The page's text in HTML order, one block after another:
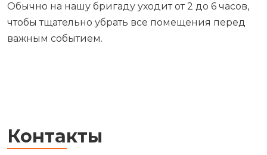
Обычно на нашу бригаду уходит от 2 до 6 часов,
чтобы тщательно убрать все помещения перед
важным событием.
Контакты